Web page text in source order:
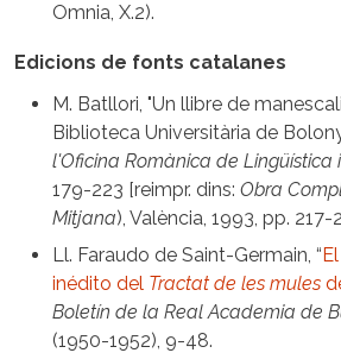
Omnia, X.2).
Edicions de fonts catalanes
M. Batllori, "Un llibre de
Biblioteca Universitària de
l'Oficina Romànica de Lingüística
179-223 [reimpr. dins: Obra
Mitjana), València, 1993, pp. 217-
Ll. Faraudo de Saint-Germain, “
inédito del Tractat de les mules
Boletín de la Real Academia de
(1950-1952), 9-48.